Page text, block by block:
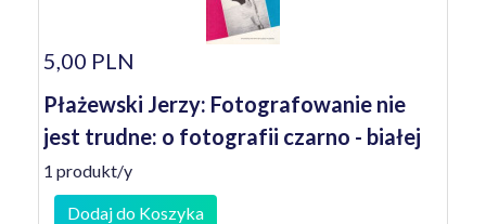
5,00 PLN
Płażewski Jerzy: Fotografowanie nie
jest trudne: o fotografii czarno - białej
1 produkt/y
Dodaj do Koszyka